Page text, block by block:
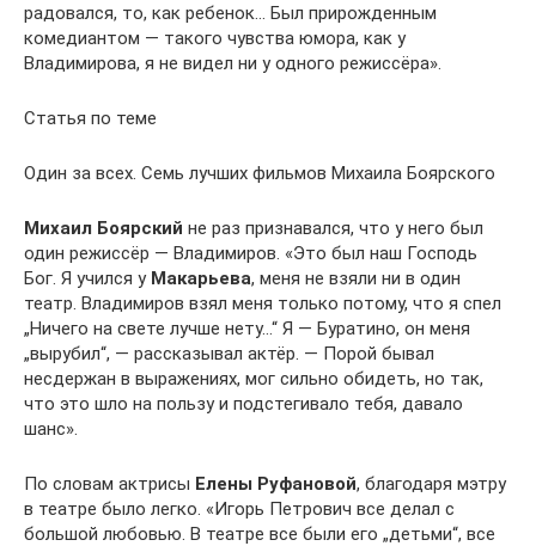
радовался, то, как ребенок… Был прирожденным
комедиантом — такого чувства юмора, как у
Владимирова, я не видел ни у одного режиссёра».
Статья по теме
Один за всех. Семь лучших фильмов Михаила Боярского
Михаил Боярский не раз признавался, что у него был
один режиссёр — Владимиров. «Это был наш Господь
Бог. Я учился у Макарьева, меня не взяли ни в один
театр. Владимиров взял меня только потому, что я спел
„Ничего на свете лучше нету…“ Я — Буратино, он меня
„вырубил“, — рассказывал актёр. — Порой бывал
несдержан в выражениях, мог сильно обидеть, но так,
что это шло на пользу и подстегивало тебя, давало
шанс».
По словам актрисы Елены Руфановой, благодаря мэтру
в театре было легко. «Игорь Петрович все делал с
большой любовью. В театре все были его „детьми“, все